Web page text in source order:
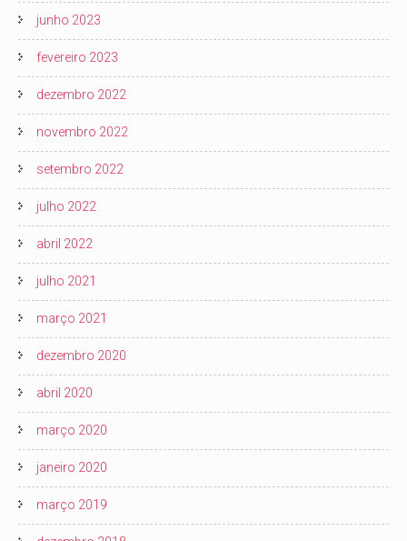
junho 2023
fevereiro 2023
dezembro 2022
novembro 2022
setembro 2022
julho 2022
abril 2022
julho 2021
março 2021
dezembro 2020
abril 2020
março 2020
janeiro 2020
março 2019